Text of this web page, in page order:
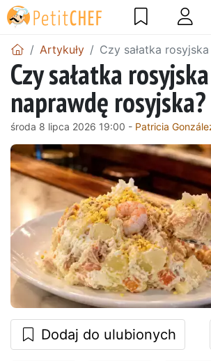
Artykuły Czy sałatka
Czy sałatka
naprawdę rosyjska?
środa 8 lipca 2026 19:00 - Patricia
Dodaj do ulubionych